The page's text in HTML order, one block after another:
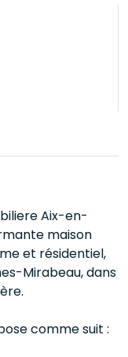
Aix-en-
maison
et résidentiel,
Mirabeau, dans
comme suit :